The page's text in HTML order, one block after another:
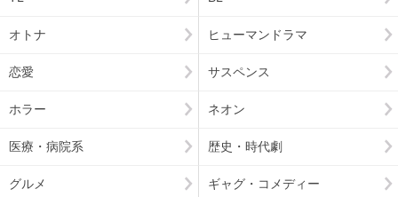
オトナ ヒューマンドラマ
恋愛 サスペンス
ホラー ネオン
医療・病院系 歴史・時代劇
グルメ ギャグ・コメディー